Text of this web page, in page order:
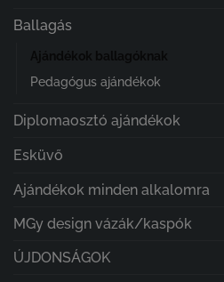
Ballagás
Pedagógus ajándékok
Diplomaosztó ajándékok
Esküvő
Ajándékok minden alkalomra
MGy design vázák/kaspók
ÚJDONSÁGOK